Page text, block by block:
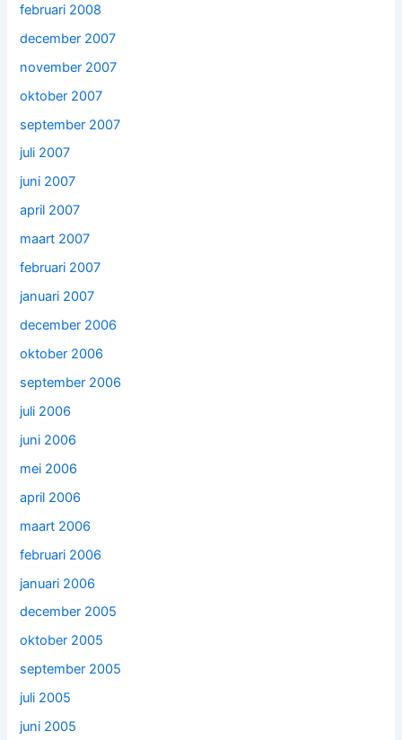
februari 2008
december 2007
november 2007
oktober 2007
september 2007
juli 2007
juni 2007
april 2007
maart 2007
februari 2007
januari 2007
december 2006
oktober 2006
september 2006
juli 2006
juni 2006
mei 2006
april 2006
maart 2006
februari 2006
januari 2006
december 2005
oktober 2005
september 2005
juli 2005
juni 2005